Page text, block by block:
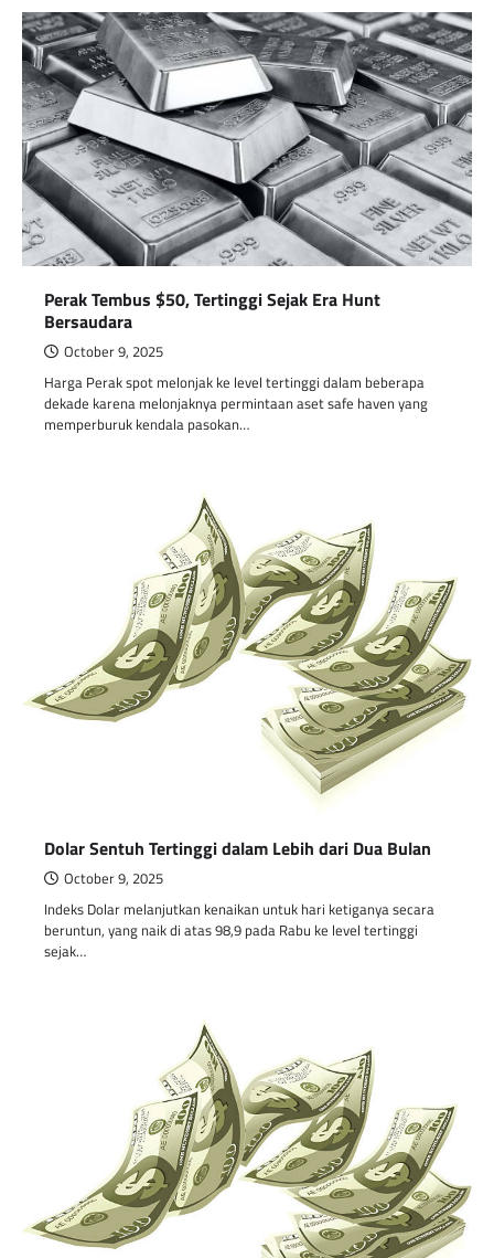
Perak Tembus $50, Tertinggi Sejak Era Hunt
Bersaudara
October 9, 2025
Harga Perak spot melonjak ke level tertinggi dalam beberapa
dekade karena melonjaknya permintaan aset safe haven yang
memperburuk kendala pasokan…
Dolar Sentuh Tertinggi dalam Lebih dari Dua Bulan
October 9, 2025
Indeks Dolar melanjutkan kenaikan untuk hari ketiganya secara
beruntun, yang naik di atas 98,9 pada Rabu ke level tertinggi
sejak…